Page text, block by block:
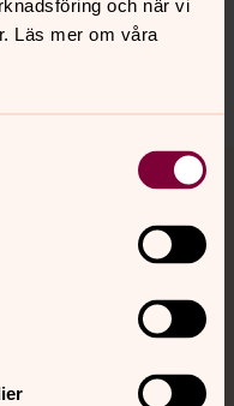
och när vi
Läs mer om våra